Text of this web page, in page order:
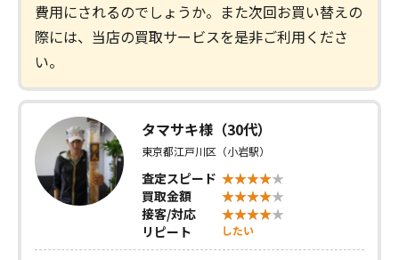
費用にされるのでしょうか。また次回お買い替えの
際には、当店の買取サービスを是非ご利用くださ
い。
タマサキ様（30代）
東京都江戸川区（小岩駅）
査定スピード
買取金額
接客/対応
リピート
したい